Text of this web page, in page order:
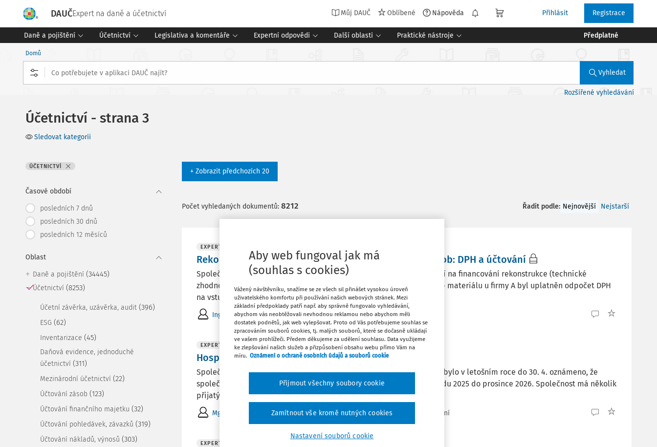
DAUČExpert na daně a účetnictví Můj DAUČ Oblíbené Nápověda Přihlásit Registrace
Daně a pojištění Účetnictví Legislativa a komentáře Expertní odpovědi Další oblasti Praktické nástroje Předplatné
Domů
Vyhledat
Rozšířené vyhledávání
Účetnictví - strana 3
Sledovat kategorii
ÚČETNICTVÍ
Časové období
posledních 7 dnů
posledních 30 dnů
posledních 12 měsíců
Oblast
Daně a pojištění (34445)
Účetnictví (8253)
Účetní závěrka, uzávěrka, audit (396)
ESG (62)
Inventarizace (45)
Daňová evidence, jednoduché
účetnictví (311)
Mezinárodní účetnictví (22)
Účtování zásob (123)
Účtování finančního majetku (32)
Účtování pohledávek, závazků (319)
Účtování nákladů, výnosů (303)
+ Zobrazit předchozích 20
Počet vyhledaných dokumentů: 8212 Řadit podle: Nejnovější Nejstarší
EXPERTNÍ ODPOVĚDI
Rekonstrukce nemovitosti ve vlastnictví spojených osob: DPH a účtování
Společnost s r. o. A má 30% podíl v s. r. o. B. Firma A se částečně podílí na financování rekonstrukce (technické
zhodnocení) nemovitosti, která je ve vlastnictví firmy B. Faktury nákup materiálu u firmy A byl uplatněn odpočet DPH
na vstupu. Nyní přeúčtuji ...
Ing. Ladislav Pitner Vydáno:25. 6. 2026 3 minuty čtení
EXPERTNÍ ODPOVĚDI
Hospodářský rok a zaúčtování přijatých faktur
Společnost byla založena na konci listopadu 2025. Finančnímu úřadu bylo v letošním roce do 30. 4. oznámeno, že
společnost bude používat hospodářský rok, a to za období od listopadu 2025 do prosince 2026. Společnost má několik
přijatých faktur z roku 2025 a ...
Mgr. Bc. Daniel Václav Štěpánek MBA Vydáno:19. 6. 2026 2 minuty čtení
EXPERTNÍ ODPOVĚDI
Aby web fungoval jak má
(souhlas s cookies)
Vážený návštěvníku, snažíme se ze všech sil přinášet vysokou úroveň
uživatelského komfortu při používání našich webových stránek. Mezi
základní předpoklady patří např. aby správně fungovalo vyhledávání,
abychom vás neobtěžovali nevhodnou reklamou nebo abychom měli
dostatek podnětů, jak web vylepšovat. Proto od Vás potřebujeme souhlas se
zpracováním souborů cookies, tj. malých souborů, které se dočasně ukládají
ve vašem prohlížeči. Předem děkujeme za udělení souhlasu. Data využijeme
ke zlepšování našich služeb a přizpůsobení obsahu webu přímo Vám na
míru. Oznámení o ochraně osobních údajů a souborů cookie
Nastavení souborů cookie
Zamítnout vše kromě nutných cookies
Přijmout všechny soubory cookie